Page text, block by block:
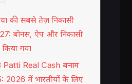
की सबसे तेज़ निकासी
बोनस, ऐप और निकासी
गया
Patti Real Cash बनाम
2026 में भारतीयों के लिए